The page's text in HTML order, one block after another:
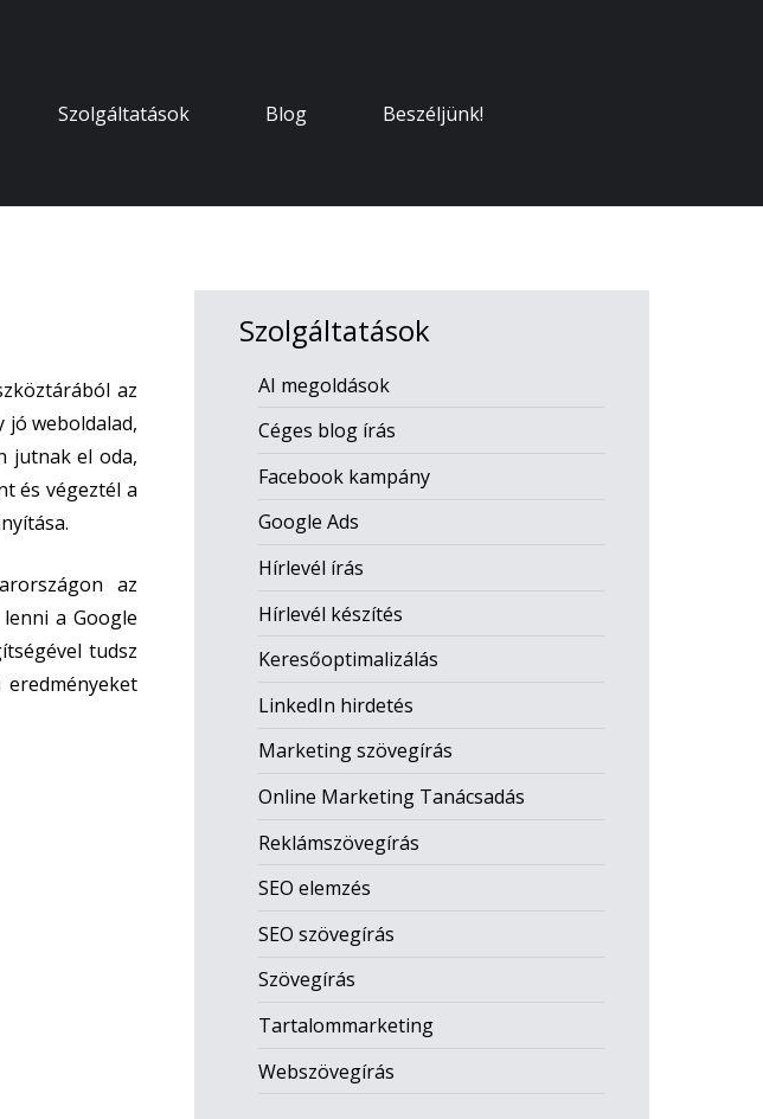
Szolgáltatások Blog Beszéljünk!
az
jó weboldalad,
jutnak el oda,
és végeztél a
az
a Google
tudsz
Szolgáltatások
AI megoldások
Céges blog írás
Facebook kampány
Google Ads
Hírlevél írás
Hírlevél készítés
Keresőoptimalizálás
LinkedIn hirdetés
Marketing szövegírás
Online Marketing Tanácsadás
Reklámszövegírás
SEO elemzés
SEO szövegírás
Szövegírás
Tartalommarketing
Webszövegírás